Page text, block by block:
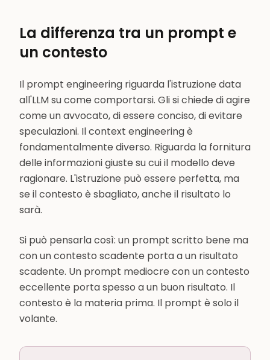
La differenza tra un prompt e
un contesto
Il prompt engineering riguarda l'istruzione data
all'LLM su come comportarsi. Gli si chiede di agire
come un avvocato, di essere conciso, di evitare
speculazioni. Il context engineering è
fondamentalmente diverso. Riguarda la fornitura
delle informazioni giuste su cui il modello deve
ragionare. L'istruzione può essere perfetta, ma
se il contesto è sbagliato, anche il risultato lo
sarà.
Si può pensarla così: un prompt scritto bene ma
con un contesto scadente porta a un risultato
scadente. Un prompt mediocre con un contesto
eccellente porta spesso a un buon risultato. Il
contesto è la materia prima. Il prompt è solo il
volante.